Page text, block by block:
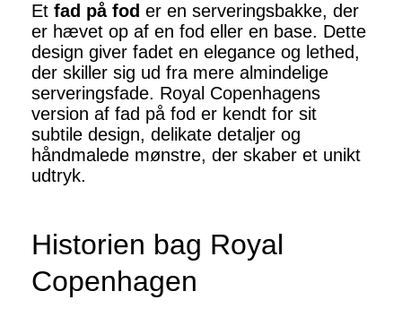
Et fad på fod er en serveringsbakke, der
er hævet op af en fod eller en base. Dette
design giver fadet en elegance og lethed,
der skiller sig ud fra mere almindelige
serveringsfade. Royal Copenhagens
version af fad på fod er kendt for sit
subtile design, delikate detaljer og
håndmalede mønstre, der skaber et unikt
udtryk.
Historien bag Royal
Copenhagen